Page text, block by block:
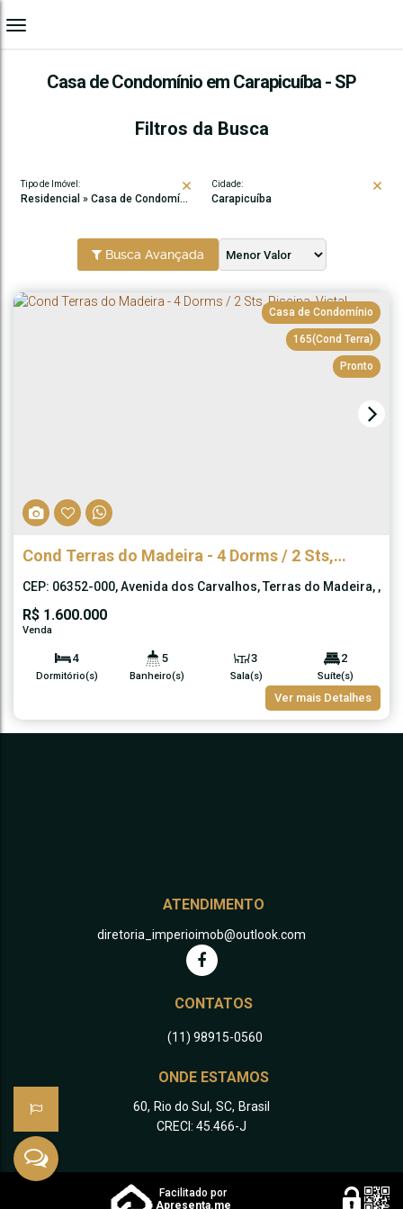
Casa de Condomínio em Carapicuíba - SP
Filtros da Busca
Tipo de Imóvel:
Residencial » Casa de Condomínio
Cidade:
Carapicuíba
Busca Avançada
165(Cond Terra)
Casa de Condomínio
Pronto
Cond Terras do Madeira - 4 Dorms / 2 Sts,
Piscina, Vista!
R$ 1.600.000
CEP: 06352-000,Avenida dos Carvalhos,Terras do Madeira ,
4
Dormitório(s)
5
Banheiro(s)
3
Sala(s)
2
Suíte(s)
Ver mais Detalhes
ATENDIMENTO
diretoria_imperioimob@outlook.com
CONTATOS
(11) 98915-0560
ONDE ESTAMOS
60, Rio do Sul , SC, Brasil
CRECI: 45.466-J